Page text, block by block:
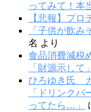
ってみて！本
【悲報】プロ
「子供が飲
名 より
食品消費減税
「財源示して
ひろゆき氏
「ドリンクバ
ってたら…」